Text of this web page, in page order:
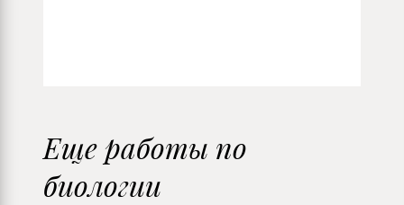
Еще работы по
биологии